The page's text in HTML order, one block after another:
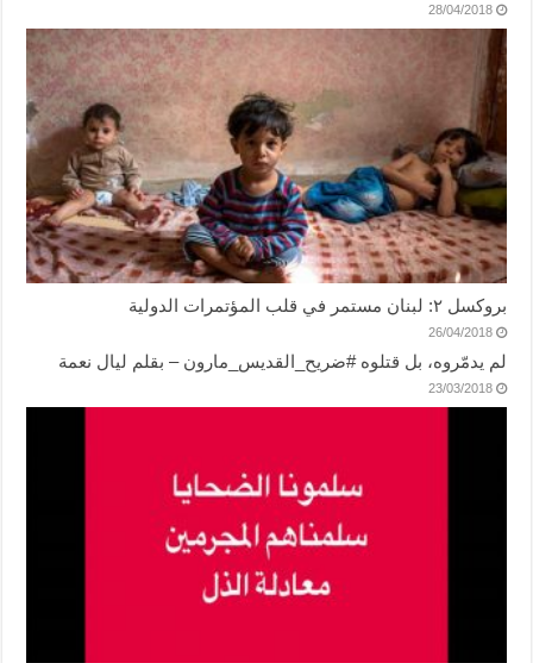
28/04/2018
بروكسل ٢: لبنان مستمر في قلب المؤتمرات الدولية
26/04/2018
لم يدمّروه، بل قتلوه #ضريح_القديس_مارون – بقلم ليال نعمة
23/03/2018